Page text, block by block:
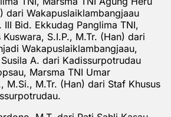
dari Wakapuslaiklambangjaau
III Bid. Ekkudag Panglima TNI,
S.I.P., M.Tr. (Han) dari
Wakapuslaiklambangjaau,
A. dari Kadissurpotrudau
Marsma TNI Umar
M.Si., M.Tr. (Han) dari Staf Khusus